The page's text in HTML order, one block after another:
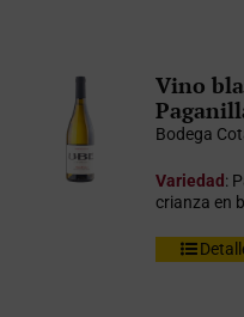
Vino
Bodega
Variedad :
crianza en